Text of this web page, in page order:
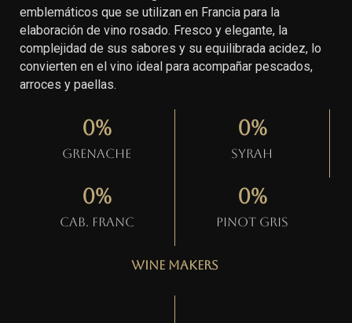
emblemáticos que se utilizan en Francia para la
elaboración de vino rosado. Fresco y elegante, la
complejidad de sus sabores y su equilibrada acidez, lo
convierten en el vino ideal para acompañar pescados,
arroces y paellas.
Grenache
0%
Syrah
0%
Cab. Franc
0%
Pinot gris
0%
Wine Makers